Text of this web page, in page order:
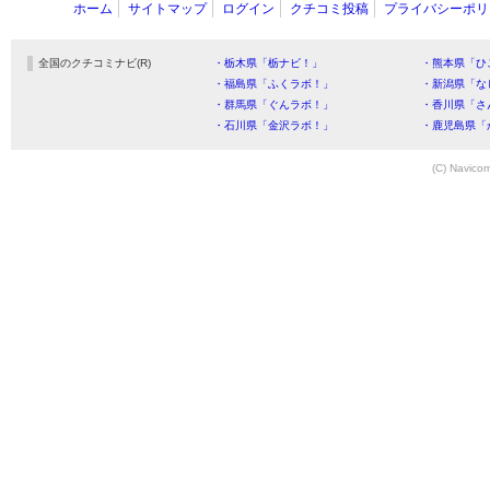
ホーム サイトマップ ログイン クチコミ投稿 プライバシーポ
全国のクチコミナビ(R) ・栃木県「栃ナビ！」
・熊本県「
・福島県「ふくラボ！」
・新潟県「
・群馬県「ぐんラボ！」
・香川県「
・石川県「金沢ラボ！」
・鹿児島県
(C)